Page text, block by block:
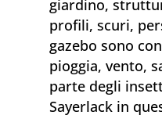
giardino,
profili, scuri,
gazebo sono
pioggia, vento,
parte degli
Sayerlack in